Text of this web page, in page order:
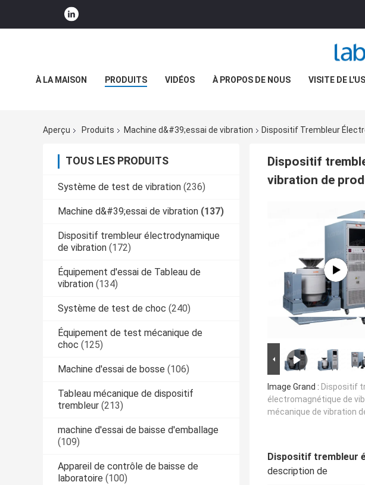
À LA MAISON PRODUITS VIDÉOS À PROPOS DE NOUS VISITE DE
Aperçu Produits Machine d&#39;essai de vibration Dispositif Trembleur
TOUS LES PRODUITS
Système de test de vibration (236)
Machine d&#39;essai de vibration (137)
Dispositif trembleur électrodynamique
de vibration (172)
Équipement d'essai de Tableau de
vibration (134)
Système de test de choc (240)
Équipement de test mécanique de
choc (125)
Machine d'essai de bosse (106)
Tableau mécanique de dispositif
trembleur (213)
machine d'essai de baisse d'emballage
(109)
Appareil de contrôle de baisse de
laboratoire (100)
Dispositif
vibration de
Image Grand : Dispositif
électromagnétique de
mécanique de vibration
Dispositif trembleur
description de